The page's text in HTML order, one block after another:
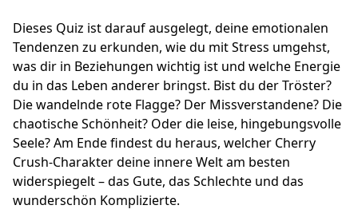
Dieses Quiz ist darauf ausgelegt, deine emotionalen
Tendenzen zu erkunden, wie du mit Stress umgehst,
was dir in Beziehungen wichtig ist und welche Energie
du in das Leben anderer bringst. Bist du der Tröster?
Die wandelnde rote Flagge? Der Missverstandene? Die
chaotische Schönheit? Oder die leise, hingebungsvolle
Seele? Am Ende findest du heraus, welcher Cherry
Crush-Charakter deine innere Welt am besten
widerspiegelt – das Gute, das Schlechte und das
wunderschön Komplizierte.